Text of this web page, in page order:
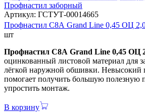
Профнастил заборный
Артикул: ГСТУТ-00014665
Профнастил С8А Grand Line 0,45 ОЦ
шт
Профнастил С8А Grand Line 0,45 ОЦ
оцинкованный листовой материал для
лёгкой наружной обшивки. Невысокий
помогает получить большую полезную
упростить монтаж.
В корзину